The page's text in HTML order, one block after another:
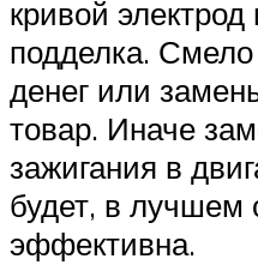
кривой
подделка. Смело
денег или
товар. Иначе
зажигания в
будет, в лучшем
эффективна.